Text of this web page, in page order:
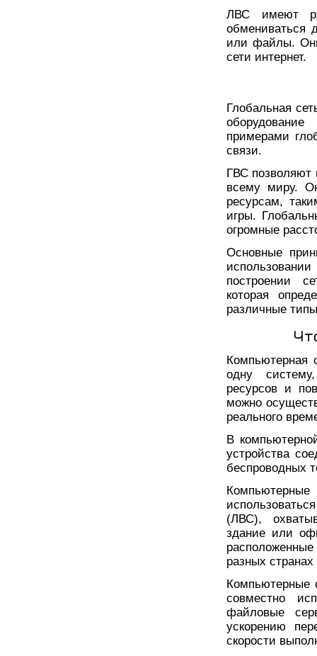
ЛВС имеют
обмениваться
или файлы.
сети интернет.
Глобальная
примерами
связи.
ГВС позволяют
всему миру.
ресурсам,
игры.
огромные
Основные
построении
которая
различные
Компьютерная
одну
ресурсов и
можно
реального
В
устройства
беспроводных
(ЛВС),
здание или
разных
Компьютерные
совместно
файловые
ускорению
скорости